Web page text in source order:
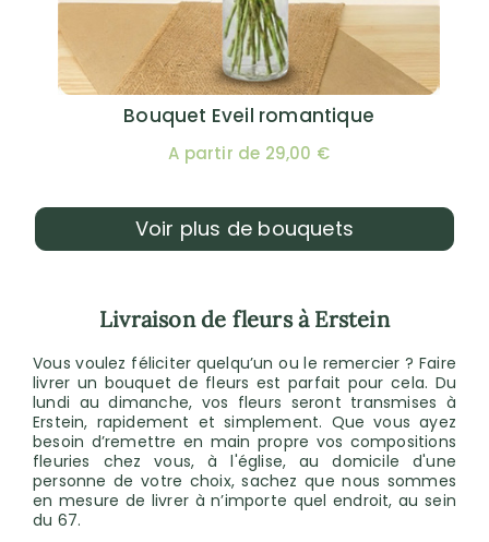
Bouquet Eveil romantique
A partir de 29,00 €
Voir plus de bouquets
Livraison de fleurs à Erstein
Vous voulez féliciter quelqu’un ou le remercier ? Faire
livrer un bouquet de fleurs est parfait pour cela. Du
lundi au dimanche, vos fleurs seront transmises à
Erstein, rapidement et simplement. Que vous ayez
besoin d’remettre en main propre vos compositions
fleuries chez vous, à l'église, au domicile d'une
personne de votre choix, sachez que nous sommes
en mesure de livrer à n’importe quel endroit, au sein
du 67.